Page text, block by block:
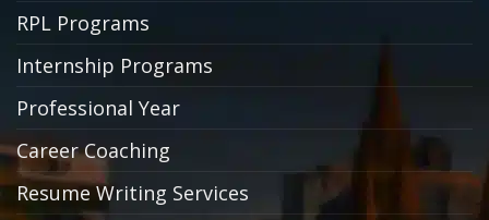
RPL Programs
Internship Programs
Professional Year
Career Coaching
Resume Writing Services